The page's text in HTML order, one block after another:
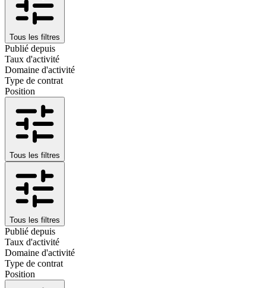
Tous les filtres
Publié depuis
Taux d'activité
Domaine d'activité
Type de contrat
Position
Tous les filtres
Tous les filtres
Publié depuis
Taux d'activité
Domaine d'activité
Type de contrat
Position